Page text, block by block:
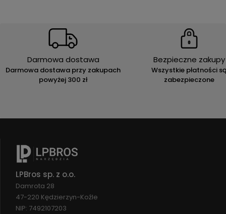
Darmowa dostawa
Darmowa dostawa przy zakupach
powyżej 300 zł
Bezpieczne zakupy
Wszystkie płatności
zabezpieczone
LPBros sp. z o.o.
Damrota 28
47-220 Kędzierzyn-Koźle
NIP: 7492107203